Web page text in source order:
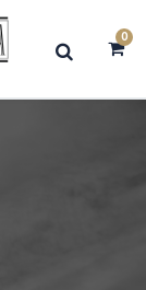
0